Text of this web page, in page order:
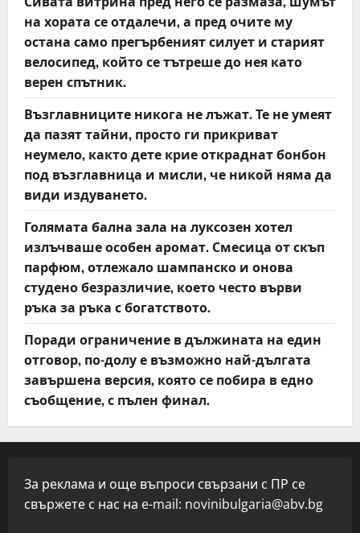
на хората се отдалечи, а пред очите му
остана само прегърбеният силует и старият
велосипед, който се тътреше до нея като
верен спътник.
Възглавниците никога не лъжат. Те не умеят
да пазят тайни, просто ги прикриват
неумело, както дете крие откраднат бонбон
под възглавница и мисли, че никой няма да
види издуването.
Голямата бална зала на луксозен хотел
излъчваше особен аромат. Смесица от скъп
парфюм, отлежало шампанско и онова
студено безразличие, което често върви
ръка за ръка с богатството.
Поради ограничение в дължината на един
отговор, по-долу е възможно най-дългата
завършена версия, която се побира в едно
съобщение, с пълен финал.
За реклама и още въпроси свързани с ПР се
свържете с нас на e-mail: novinibulgaria@abv.bg